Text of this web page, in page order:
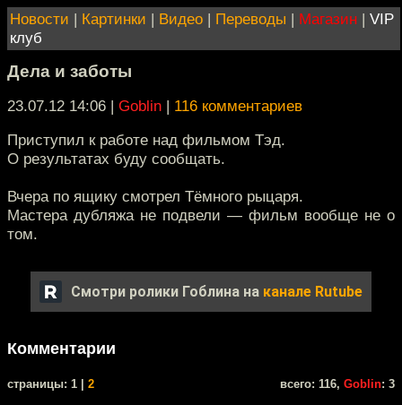
Новости | Картинки | Видео | Переводы | Магазин | VIP
клуб
Дела и заботы
23.07.12 14:06 | Goblin | 116 комментариев
Приступил к работе над фильмом Тэд.
О результатах буду сообщать.
Вчера по ящику смотрел Тёмного рыцаря.
Мастера дубляжа не подвели — фильм вообще не о
том.
Смотри ролики Гоблина на канале Rutube
Комментарии
cтраницы: 1 | 2 всего: 116, Goblin: 3